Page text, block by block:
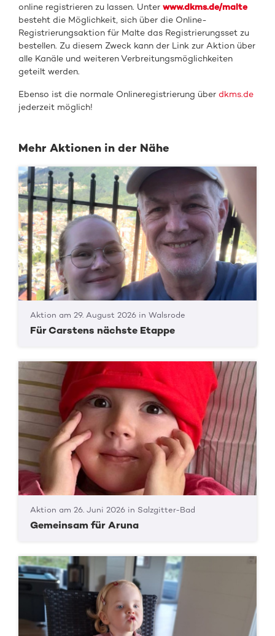
online registrieren zu lassen. Unterwww.dkms.de/malte
besteht die Möglichkeit, sich über die Online-
Registrierungsaktion für Malte das Registrierungsset zu
bestellen. Zu diesem Zweck kann der Link zur Aktion über
alle Kanäle und weiteren Verbreitungsmöglichkeiten
geteilt werden.
Ebenso ist die normale Onlineregistrierung überdkms.de
jederzeit möglich!
Mehr Aktionen in der Nähe
Aktion am 29. August 2026 in Walsrode
Für Carstens nächste Etappe
Aktion am 26. Juni 2026 in Salzgitter-Bad
Gemeinsam für Aruna